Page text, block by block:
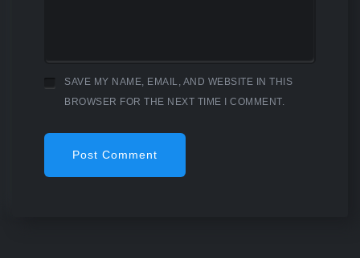
SAVE MY NAME, EMAIL, AND WEBSITE IN THIS
BROWSER FOR THE NEXT TIME I COMMENT.